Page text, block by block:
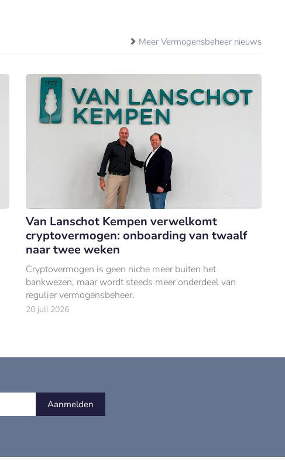
Meer Vermogensbeheer nieuws
Van Lanschot Kempen verwelkomt
cryptovermogen: onboarding van twaalf
naar twee weken
Cryptovermogen is geen niche meer buiten het
bankwezen, maar wordt steeds meer onderdeel van
regulier vermogensbeheer.
20 juli 2026
Aanmelden